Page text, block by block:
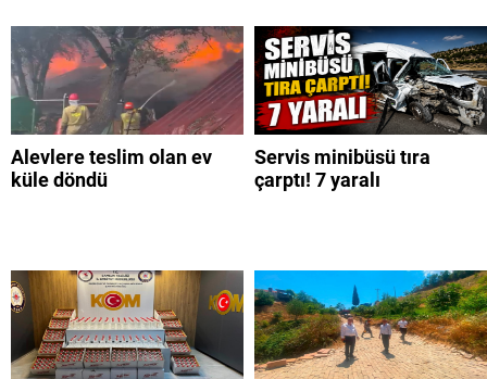
Alevlere teslim olan ev
küle döndü
Servis minibüsü tıra
çarptı! 7 yaralı